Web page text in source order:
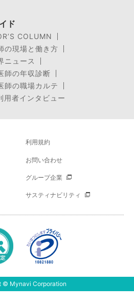
ド
COLUMN
の現場と働き方
ニュース
師の年収診断
師の職場カルテ
用者インタビュー
利用規約
お問い合わせ
グループ企業
サスティナビリティ
© Mynavi Corporation